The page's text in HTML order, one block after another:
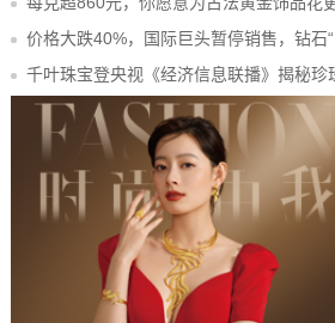
价格大跌40%，国际巨头暂停销售，钻石
千叶珠宝登央视《经济信息联播》揭秘珍